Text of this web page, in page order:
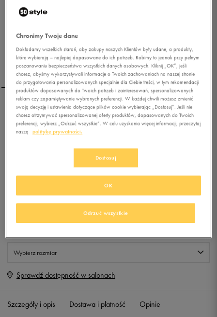
FEEWEAR CZAPKA
ZIMOWA KANSAS NAVY
Produkt niedostępny
Wybierz rozmiar
ONE SIZE Powiadom o dostępności
Sprawdź dostępność w salonach
Szczegóły i opis Dostawa i płatność Opinie
Chronimy Twoje dane
Dokładamy wszelkich starań, aby zakupy naszych Klientów były udane, a produkty,
które wybierają – najlepiej dopasowane do ich potrzeb. Robimy to jednak przy pełnym
poszanowaniu bezpieczeństwa wszystkich danych osobowych. Kliknij „OK”, jeśli
chcesz, abyśmy wykorzystywali informacje o Twoich zachowaniach na naszej stronie
do przygotowania personalizowanych specjalnie dla Ciebie treści, w tym rekomendacji
produktów dopasowanych do Twoich potrzeb i zainteresowań, spersonalizowanych
reklam czy zapamiętywanie wybranych preferencji. W każdej chwili możesz zmienić
swoją decyzję i ustawienia dotyczące plików cookie wybierając „Dostosuj”. Jeśli nie
chcesz otrzymywać spersonalizowanej oferty produktów, dopasowanych do Twoich
preferencji, wybierz „Odrzuć wszystkie”. W celu uzyskania więcej informacji, przeczytaj
naszą
politykę prywatności.
Dostosuj
Odrzuć wszystkie
OK